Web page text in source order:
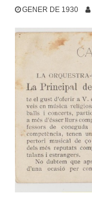
GENER DE 1930